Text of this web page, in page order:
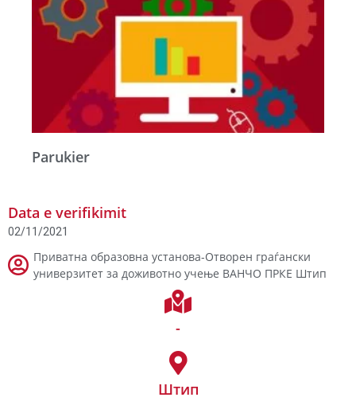
Parukier
Data e verifikimit
02/11/2021
Приватна образовна установа-Отворен граѓански
универзитет за доживотно учење ВАНЧО ПРКЕ Штип
-
Штип